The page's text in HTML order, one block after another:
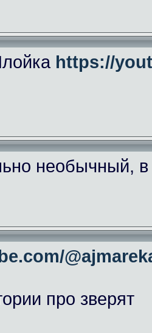
https://
необычный,
про зверят